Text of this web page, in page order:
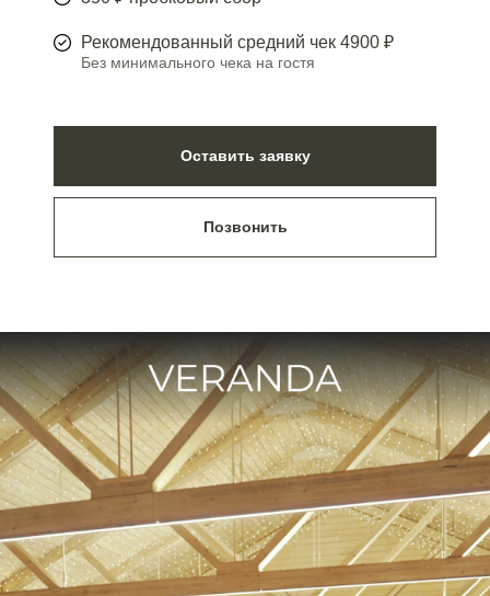
Рекомендованный средний чек 4900 ₽
Без минимального чека на гостя
Оставить заявку
Позвонить